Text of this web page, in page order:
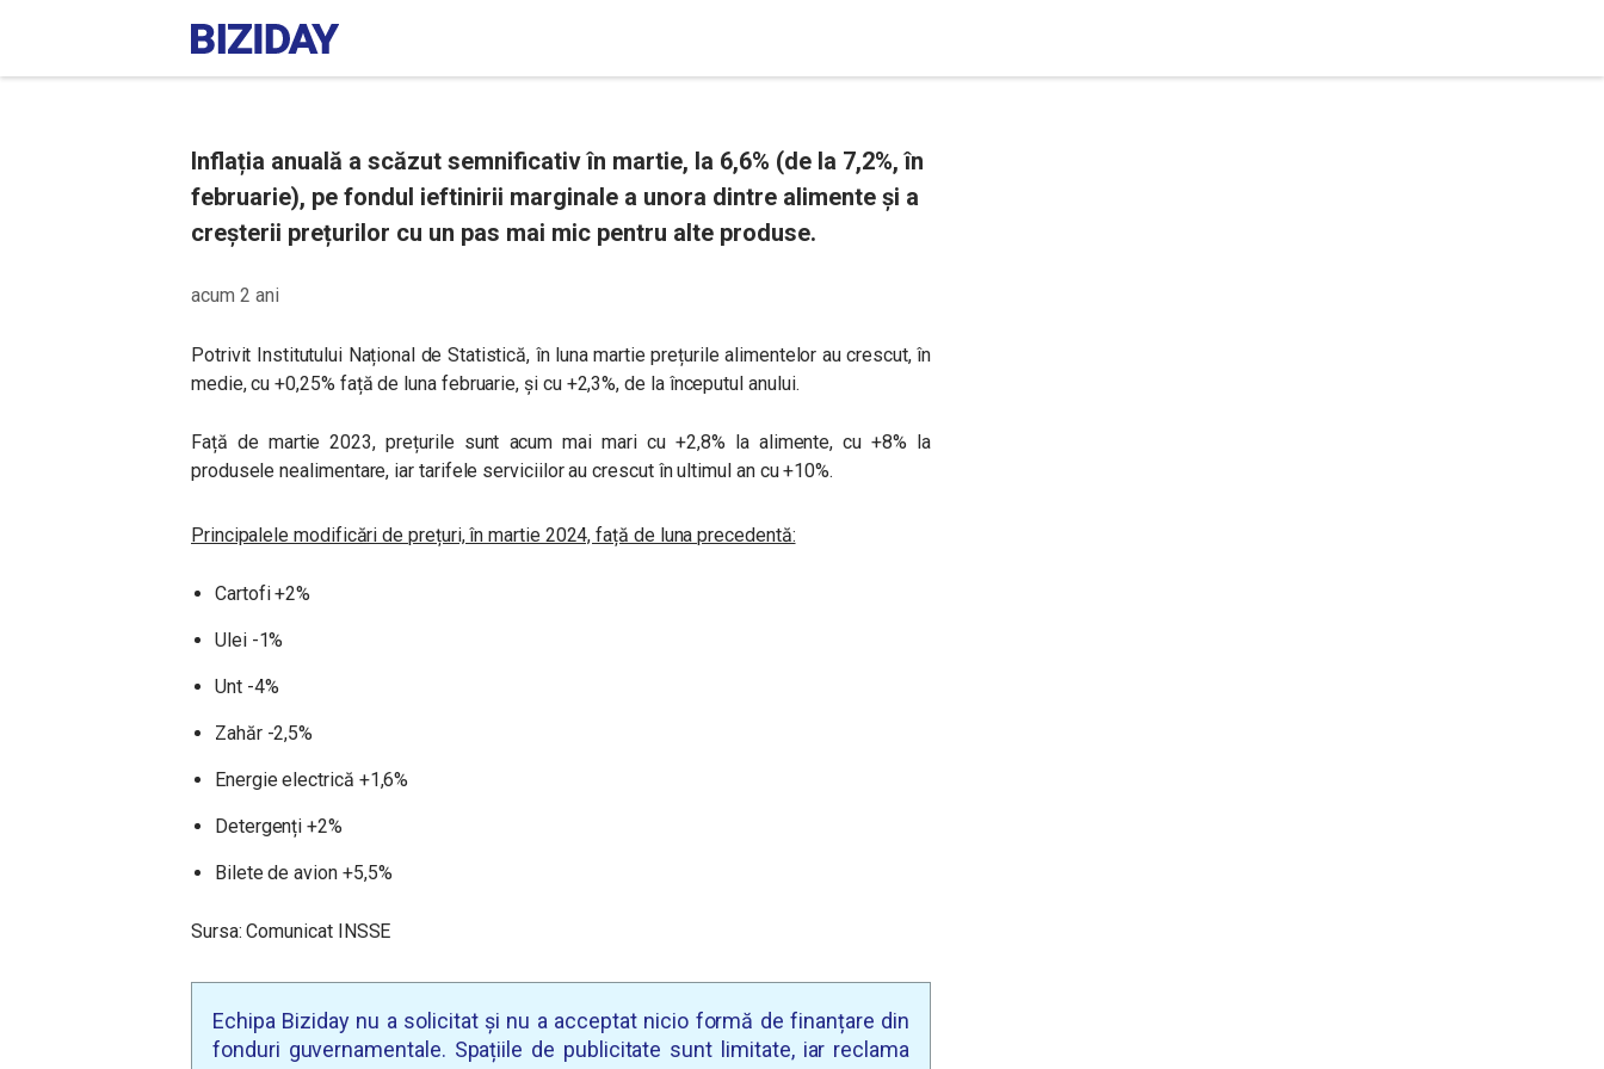
Inflația anuală a scăzut semnificativ în martie, la 6,6% (de la 7,2%, în
februarie), pe fondul ieftinirii marginale a unora dintre alimente și a
creșterii prețurilor cu un pas mai mic pentru alte produse.
acum 2 ani
Potrivit Institutului Național de Statistică, în luna martie prețurile alimentelor au crescut, în
medie, cu +0,25% față de luna februarie, și cu +2,3%, de la începutul anului.
Față de martie 2023, prețurile sunt acum mai mari cu +2,8% la alimente, cu +8% la
produsele nealimentare, iar tarifele serviciilor au crescut în ultimul an cu +10%.
Principalele modificări de prețuri, în martie 2024, față de luna precedentă:
Cartofi +2%
Ulei -1%
Unt -4%
Zahăr -2,5%
Energie electrică +1,6%
Detergenți +2%
Bilete de avion +5,5%
Sursa: Comunicat INSSE
Echipa Biziday nu a solicitat și nu a acceptat nicio formă de finanțare din
fonduri guvernamentale. Spațiile de publicitate sunt limitate, iar reclama